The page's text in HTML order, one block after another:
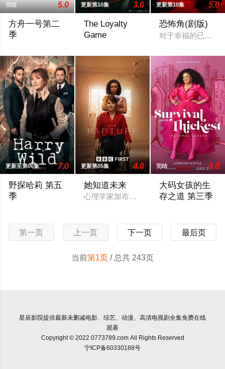
完结 5.0
方舟一号第二
季
更新第10集 3.0
The Loyalty
Game
更新第10集 5.0
恐怖角(剧版)
对于幸福的已婚律
更新至第06集 7.0
野探哈莉 第五
季
更新第05集 4.0
她知道未来
心理学家加布丽埃尔·福克斯前往一所高
完结 8.0
大码女孩的生
存之道 第三季
第一页 上一页 下一页 最后页
当前第1页 / 总共 243页
星辰影院提供最新未删减电影、综艺、动漫、高清电视剧全集免费在线
观看
Copyright © 2022 0773789.com All Rights Reserved
宁ICP备60330188号